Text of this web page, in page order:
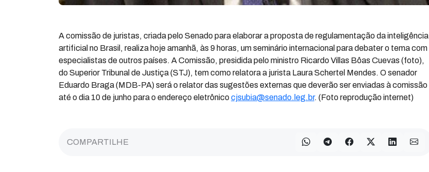
A comissão de juristas, criada pelo Senado para elaborar a proposta de regulamentação da inteligência
artificial no Brasil, realiza hoje amanhã, às 9 horas, um seminário internacional para debater o tema com
especialistas de outros países. A Comissão, presidida pelo ministro Ricardo Villas Bôas Cuevas (foto),
do Superior Tribunal de Justiça (STJ), tem como relatora a jurista Laura Schertel Mendes. O senador
Eduardo Braga (MDB-PA) será o relator das sugestões externas que deverão ser enviadas à comissão
até o dia 10 de junho para o endereço eletrônico cjsubia@senado.leg.br. (Foto reprodução internet)
COMPARTILHE